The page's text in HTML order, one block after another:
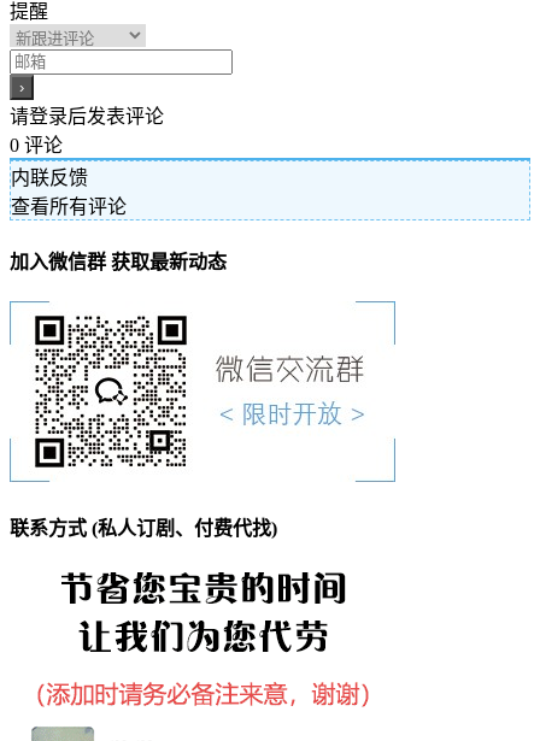
提醒
请登录后发表评论
0 评论
内联反馈
查看所有评论
加入微信群 获取最新动态
联系方式 (私人订剧、付费代找)